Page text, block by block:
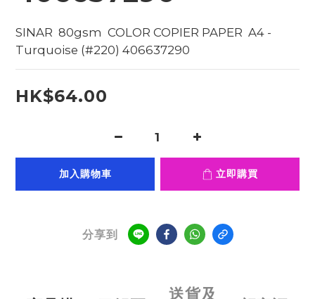
SINAR  80gsm  COLOR COPIER PAPER  A4 -
Turquoise (#220) 406637290
HK$64.00
加入購物車 立即購買
分享到
送貨及